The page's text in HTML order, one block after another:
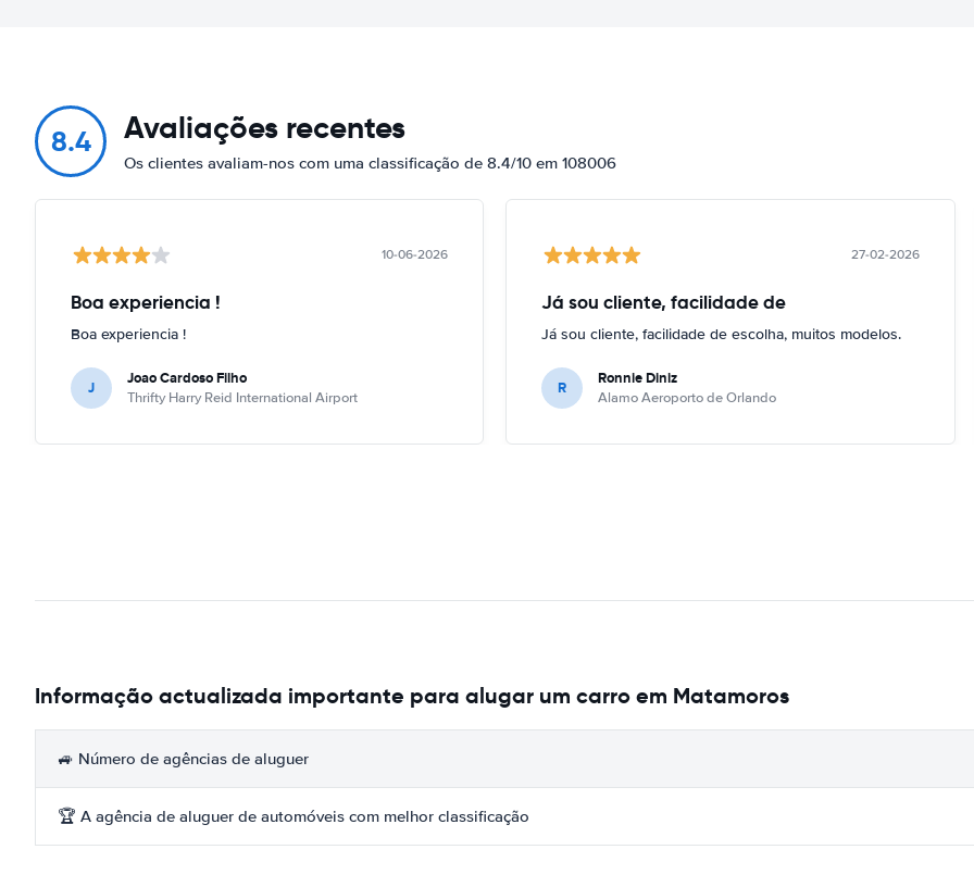
8.4 Avaliações recentes
Os clientes avaliam-nos com uma classificação de 8.4/10 em 108006
10-06-2026
Boa experiencia !
Boa experiencia !
J Joao Cardoso Filho
Thrifty Harry Reid International Airport
27-02-2026
Já sou cliente, facilidade de
Já sou cliente, facilidade de escolha, muitos modelos.
R Ronnie Diniz
Alamo Aeroporto de Orlando
Informação actualizada importante para alugar um carro em Matamoros
🚙 Número de agências de aluguer
🏆 A agência de aluguer de automóveis com melhor classificação